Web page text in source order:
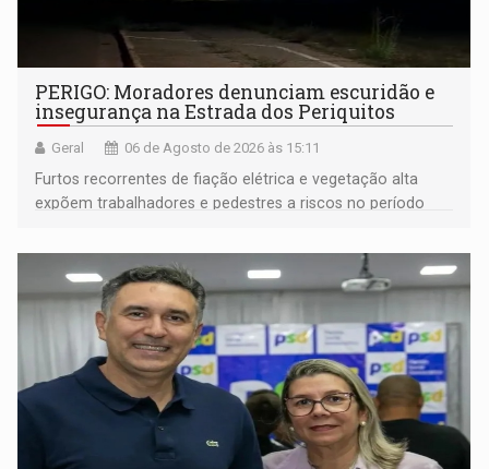
PERIGO: Moradores denunciam escuridão e
insegurança na Estrada dos Periquitos
Geral 06 de Agosto de 2026 às 15:11
Furtos recorrentes de fiação elétrica e vegetação alta
expõem trabalhadores e pedestres a riscos no período